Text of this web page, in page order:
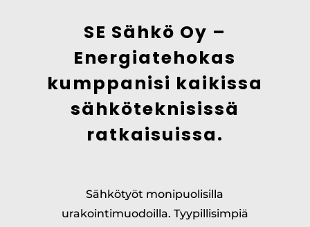
SE Sähkö Oy –
Energiatehokas
kumppanisi kaikissa
sähköteknisissä
ratkaisuissa.
Sähkötyöt monipuolisilla
urakointimuodoilla. Tyypillisimpiä